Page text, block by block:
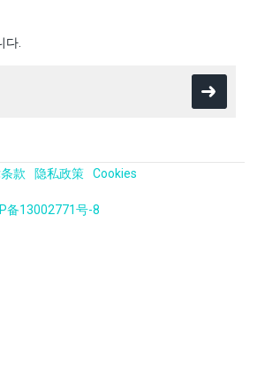
다.
款 隐私政策 Cookies
备13002771号-8